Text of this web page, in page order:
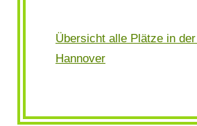
Übersicht alle Plätze in
Hannover